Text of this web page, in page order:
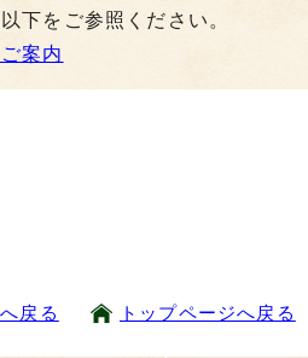
下をご参照ください。
案内
戻る トップページへ戻る